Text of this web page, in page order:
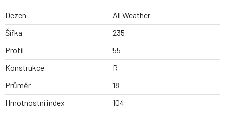
Dezen
All Weather
Šířka
235
Profil
55
Konstrukce
R
Průměr
18
Hmotnostní index
104